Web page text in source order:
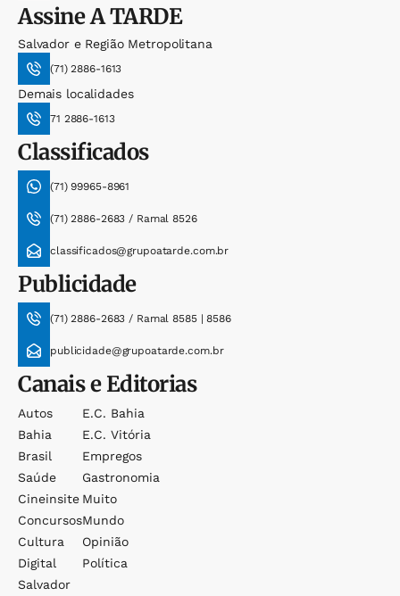
AssineA TARDE
Salvador e Região Metropolitana
(71) 2886-1613
Demais localidades
71 2886-1613
Classificados
(71) 99965-8961
(71) 2886-2683 / Ramal 8526
classificados@grupoatarde.com.br
Publicidade
(71) 2886-2683 / Ramal 8585 | 8586
publicidade@grupoatarde.com.br
Canais e Editorias
Autos
Bahia
Brasil
Saúde
Cineinsite
Concursos
Cultura
Digital
Salvador
E.c. Bahia
E.c. Vitória
Empregos
Gastronomia
Muito
Mundo
Opinião
Política